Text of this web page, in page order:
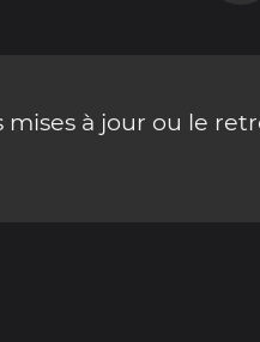
à jour ou le